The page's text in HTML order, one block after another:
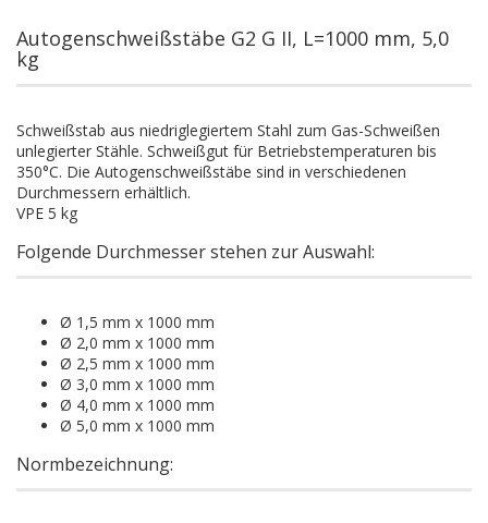
Autogenschweißstäbe G2 G II, L=1000 mm, 5,0
kg
Schweißstab aus niedriglegiertem Stahl zum Gas-Schweißen
unlegierter Stähle. Schweißgut für Betriebstemperaturen bis
350°C. Die Autogenschweißstäbe sind in verschiedenen
Durchmessern erhältlich.
VPE 5 kg
Folgende Durchmesser stehen zur Auswahl:
Ø 1,5 mm x 1000 mm
Ø 2,0 mm x 1000 mm
Ø 2,5 mm x 1000 mm
Ø 3,0 mm x 1000 mm
Ø 4,0 mm x 1000 mm
Ø 5,0 mm x 1000 mm
Normbezeichnung: